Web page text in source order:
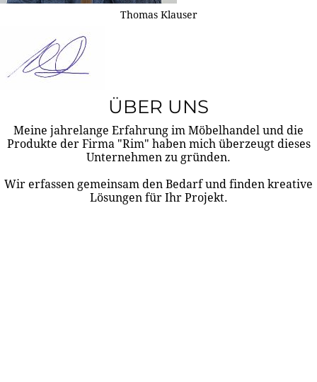
Thomas Klauser
ÜBER UNS
Meine jahrelange Erfahrung im Möbelhandel und die
Produkte der Firma "Rim" haben mich überzeugt dieses
Unternehmen zu gründen.
Wir erfassen gemeinsam den Bedarf und finden kreative
Lösungen für Ihr Projekt.